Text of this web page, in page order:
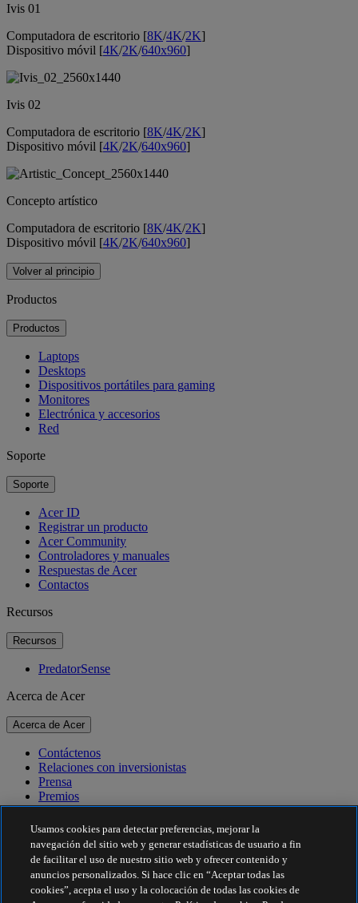
Ivis 01
Computadora de escritorio [8K/4K/2K]
Dispositivo móvil [4K/2K/640x960]
Ivis 02
Computadora de escritorio [8K/4K/2K]
Dispositivo móvil [4K/2K/640x960]
Concepto artístico
Computadora de escritorio [8K/4K/2K]
Dispositivo móvil [4K/2K/640x960]
Volver al principio
Productos
Productos
Laptops
Desktops
Dispositivos portátiles para gaming
Monitores
Electrónica y accesorios
Red
Soporte
Soporte
Acer ID
Registrar un producto
Acer Community
Controladores y manuales
Respuestas de Acer
Contactos
Recursos
Recursos
PredatorSense
Acerca de Acer
Acerca de Acer
Contáctenos
Relaciones con inversionistas
Prensa
Premios
Eventos
Sostenibilidad
Sostenibilidad
Responsabilidad social corporativa
Usamos cookies para detectar preferencias, mejorar la
navegación del sitio web y generar estadísticas de usuario a fin
de facilitar el uso de nuestro sitio web y ofrecer contenido y
anuncios personalizados. Si hace clic en “Aceptar todas las
cookies”, acepta el uso y la colocación de todas las cookies de